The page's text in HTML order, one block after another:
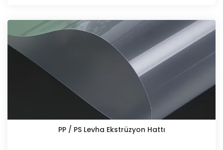
PP / PS Levha Ekstrüzyon Hattı